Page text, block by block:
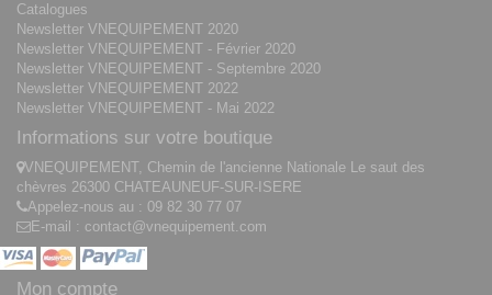
Catalogues
Newsletter VNEQUIPEMENT 2020
Newsletter VNEQUIPEMENT - Février 2020
Newsletter VNEQUIPEMENT - Septembre 2020
Newsletter VNEQUIPEMENT 2022
Newsletter VNEQUIPEMENT - Mai 2022
Informations sur votre boutique
VNEQUIPEMENT, Chemin de l'ancienne Nationale Le saut des
chèvres 26300 CHATEAUNEUF-SUR-ISERE
Appelez-nous au : 09 82 30 77 07
E-mail : contact@vnequipement.com
Mon compte